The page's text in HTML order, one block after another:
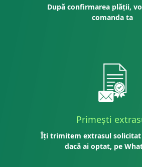
După confirmarea plății,
comanda ta
Primești
Îți trimitem extrasul solicitat
dacă ai optat, pe